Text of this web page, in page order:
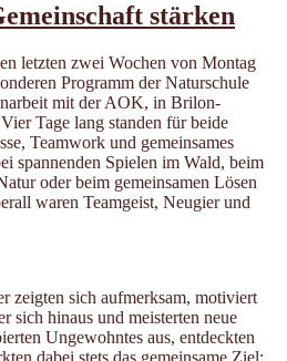
stärken
letzten zwei Wochen von Montag
Programm der Naturschule
mit der AOK, in Brilon-
Tage lang standen für beide
Teamwork und gemeinsames
spannenden Spielen im Wald, beim
oder beim gemeinsamen Lösen
waren Teamgeist, Neugier und
zeigten sich aufmerksam, motiviert
sich hinaus und meisterten neue
Ungewohntes aus, entdeckten